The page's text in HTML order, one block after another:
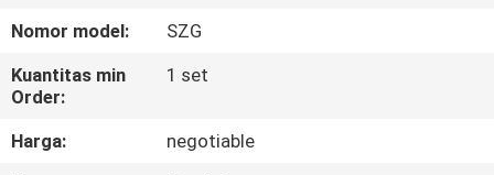
TUR
PABRIK
KONTROL
Nomor model:
SZG
Kuantitas min
Order:
1 set
Harga:
negotiable